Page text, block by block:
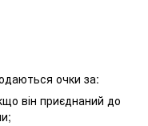
очки за:
він приєднаний до